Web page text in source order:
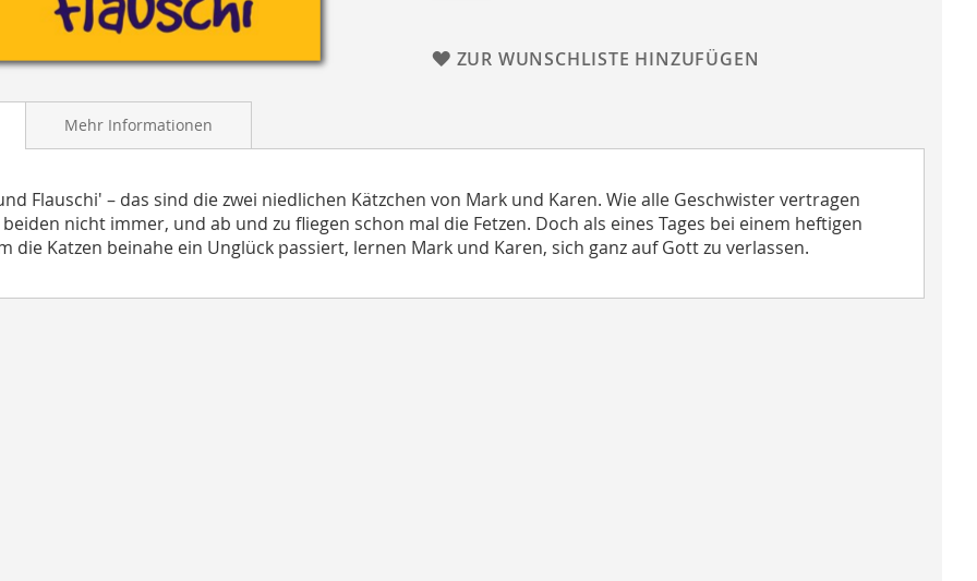
ZUR WUNSCHLISTE HINZUFÜGEN
Flauschi' – das sind die zwei niedlichen Kätzchen von Mark und Karen. Wie alle Geschwister vertragen
nicht immer, und ab und zu fliegen schon mal die Fetzen. Doch als eines Tages bei einem heftigen
die Katzen beinahe ein Unglück passiert, lernen Mark und Karen, sich ganz auf Gott zu verlassen.
Mehr Informationen